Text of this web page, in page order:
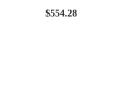
$554.28